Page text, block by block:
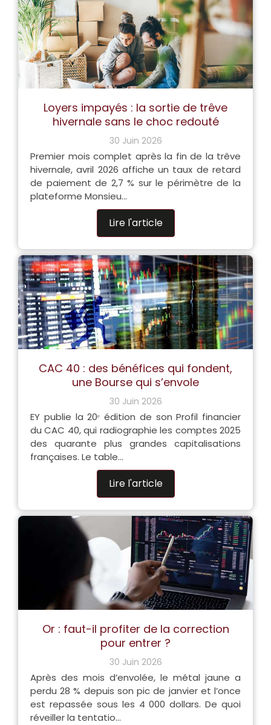
Loyers impayés : la sortie de trêve
hivernale sans le choc redouté
30 Juin 2026
Premier mois complet après la fin de la trêve
hivernale, avril 2026 affiche un taux de retard
de paiement de 2,7 % sur le périmètre de la
plateforme Monsieu...
Lire l'article
CAC 40 : des bénéfices qui fondent,
une Bourse qui s’envole
30 Juin 2026
EY publie la 20ᵉ édition de son Profil financier
du CAC 40, qui radiographie les comptes 2025
des quarante plus grandes capitalisations
françaises. Le table...
Lire l'article
Or : faut-il profiter de la correction
pour entrer ?
30 Juin 2026
Après des mois d’envolée, le métal jaune a
perdu 28 % depuis son pic de janvier et l’once
est repassée sous les 4 000 dollars. De quoi
réveiller la tentatio...